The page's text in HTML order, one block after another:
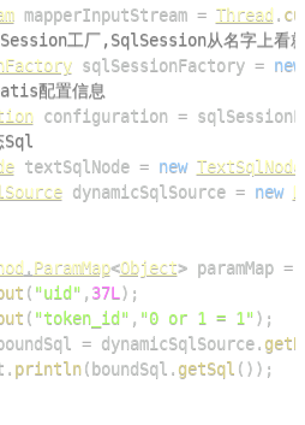
mapperInputStream = Thread .
工厂,SqlSession从名字上看就
sqlSessionFactory = new
配置信息
configuration =
textSqlNode = new TextSqlNode
dynamicSqlSource = new
. ParamMap<Object> paramMap =
( "uid" , 37L ) ;
( "token_id" , "0 or 1 = 1") ;
= dynamicSqlSource.
. println( boundSql . getSql ( ) ) ;